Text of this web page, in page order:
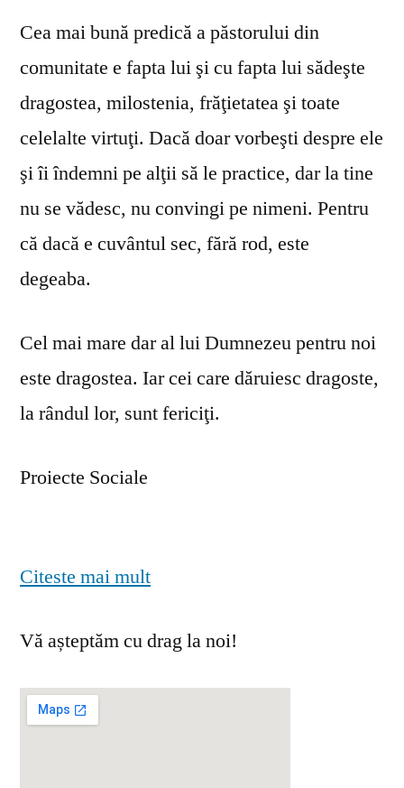
Cea mai bună predică a păstorului din
comunitate e fapta lui şi cu fapta lui sădeşte
dragostea, milostenia, frăţietatea şi toate
celelalte virtuţi. Dacă doar vorbeşti despre ele
şi îi îndemni pe alţii să le practice, dar la tine
nu se vă­desc, nu convingi pe nimeni. Pentru
că dacă e cuvântul sec, fără rod, este
degeaba.
Cel mai mare dar al lui Dumnezeu pentru noi
este dragostea. Iar cei care dăruiesc dragoste,
la rândul lor, sunt fericiţi.
Proiecte Sociale
Citeste mai mult
Vă așteptăm cu drag la noi!